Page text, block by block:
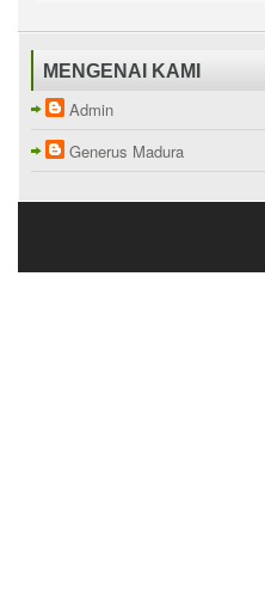
MENGENAI KAMI
Admin
Generus Madura